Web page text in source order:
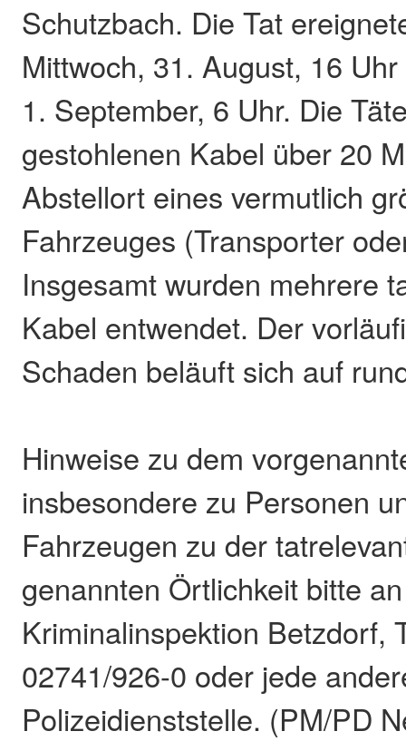
Schutzbach. Die Tat
Mittwoch, 31. August, 16
1. September, 6 Uhr. Die
gestohlenen Kabel über 20
Abstellort eines vermutlich
Fahrzeuges (Transporter
Insgesamt wurden mehrere
Kabel entwendet. Der
Schaden beläuft sich auf
Hinweise zu dem
insbesondere zu Personen
Fahrzeugen zu der
genannten Örtlichkeit bitte
Kriminalinspektion Betzdorf,
02741/926-0 oder jede
Polizeidienststelle. (PM/PD